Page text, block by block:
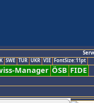
SWE TUR UKR VIE FontSize:11pt
Manager ÖSB FIDE